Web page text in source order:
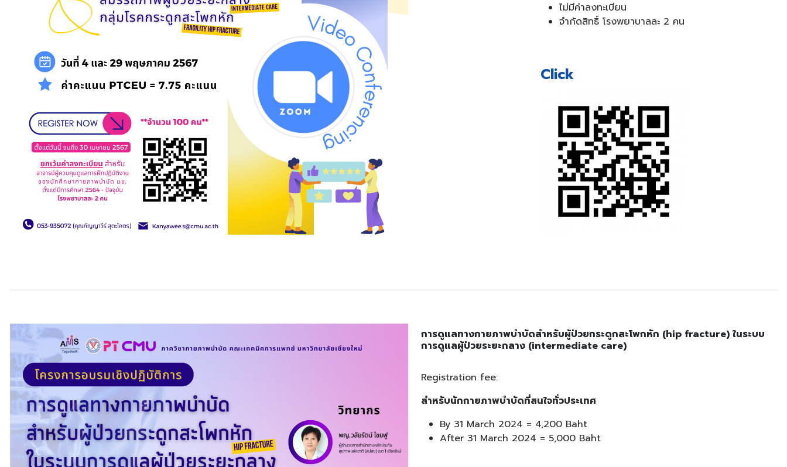
ไม่มีค่าลงทะเบียน
จำกัดสิทธิ์ โรงพยาบาลละ 2 คน
Click
​การดูแลทางกายภาพบำบัดสำหรับผู้ป่วยกระดูกสะโพกหัก (hip fracture) ในระบบ
การดูแลผู้ป่วยระยะกลาง (intermediate care)​​
Registration fee:
สำหรับนักกายภาพบำบัดที่สนใจทั่วประเทศ
By 31 March 2024 = 4,200 Baht​
After 31 March 2024 = 5,000 Baht